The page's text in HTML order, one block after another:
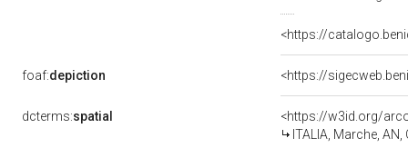
<https://
foaf:depiction
dcterms:spatial
<https://w3id.org/
ITALIA, Marche,